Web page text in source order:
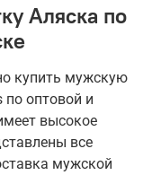
Аляска по
купить мужскую
по оптовой и
высокое
все
мужской